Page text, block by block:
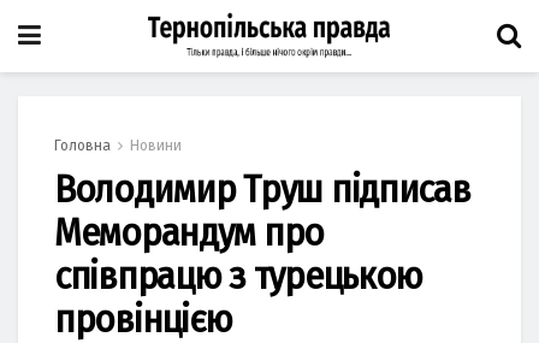
Головна Новини
Володимир Труш підписав
Меморандум про
співпрацю з турецькою
провінцією